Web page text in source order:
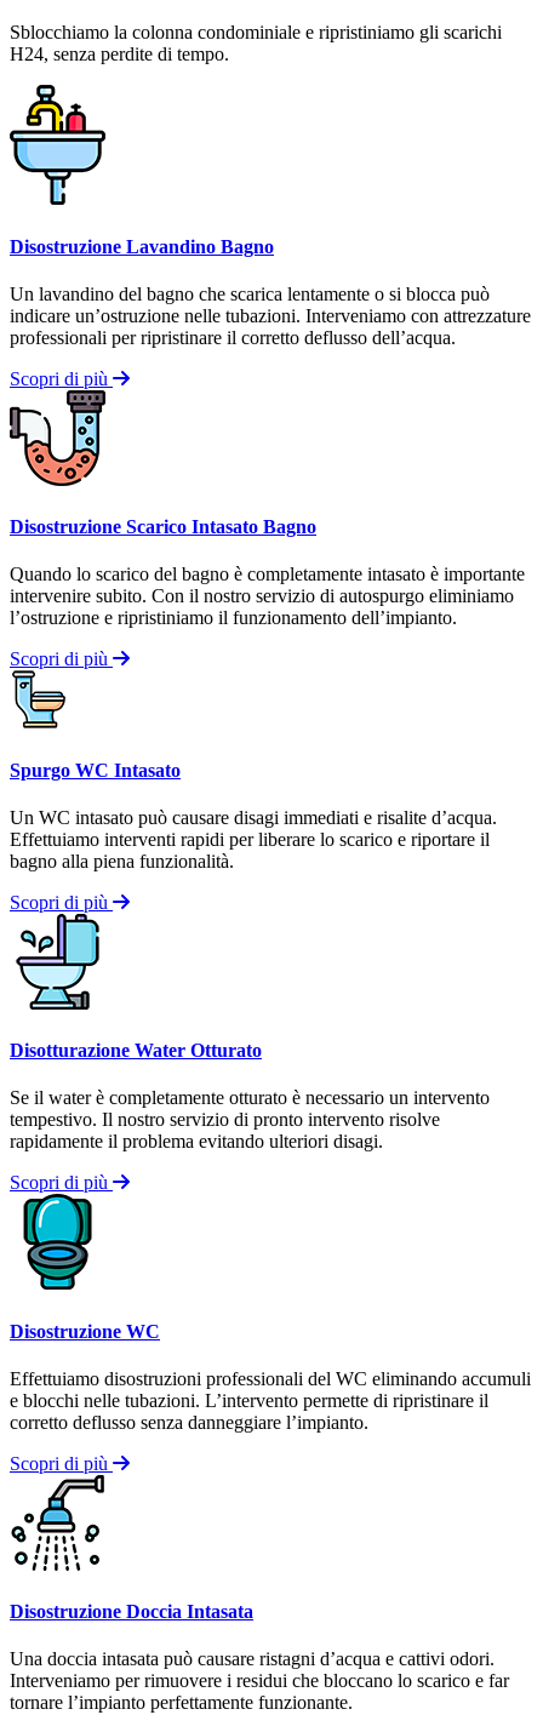
Sblocchiamo la colonna condominiale e ripristiniamo gli scarichi
H24, senza perdite di tempo.
Disostruzione Lavandino Bagno
Un lavandino del bagno che scarica lentamente o si blocca può
indicare un’ostruzione nelle tubazioni. Interveniamo con attrezzature
professionali per ripristinare il corretto deflusso dell’acqua.
Scopri di più
Disostruzione Scarico Intasato Bagno
Quando lo scarico del bagno è completamente intasato è importante
intervenire subito. Con il nostro servizio di autospurgo eliminiamo
l’ostruzione e ripristiniamo il funzionamento dell’impianto.
Scopri di più
Spurgo WC Intasato
Un WC intasato può causare disagi immediati e risalite d’acqua.
Effettuiamo interventi rapidi per liberare lo scarico e riportare il
bagno alla piena funzionalità.
Scopri di più
Disotturazione Water Otturato
Se il water è completamente otturato è necessario un intervento
tempestivo. Il nostro servizio di pronto intervento risolve
rapidamente il problema evitando ulteriori disagi.
Scopri di più
Disostruzione WC
Effettuiamo disostruzioni professionali del WC eliminando accumuli
e blocchi nelle tubazioni. L’intervento permette di ripristinare il
corretto deflusso senza danneggiare l’impianto.
Scopri di più
Disostruzione Doccia Intasata
Una doccia intasata può causare ristagni d’acqua e cattivi odori.
Interveniamo per rimuovere i residui che bloccano lo scarico e far
tornare l’impianto perfettamente funzionante.